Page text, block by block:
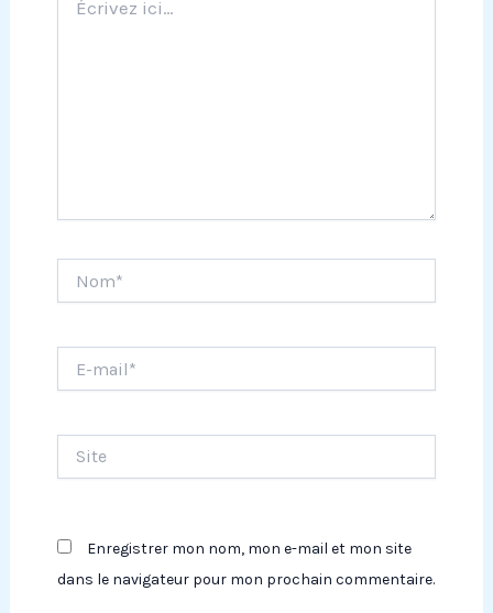
ici…
mail*
Enregistrer mon nom, mon e-mail et mon site
dans le navigateur pour mon prochain commentaire.